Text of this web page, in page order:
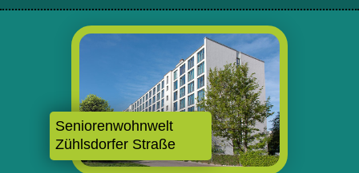
Seniorenwohnwelt
Zühlsdorfer Straße